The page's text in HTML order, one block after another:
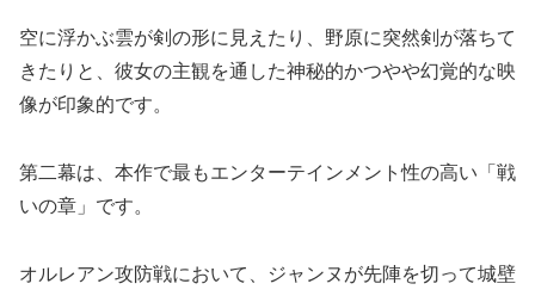
空に浮かぶ雲が剣の形に見えたり、野原に突然剣が落ちて
きたりと、彼女の主観を通した神秘的かつやや幻覚的な映
像が印象的です。
第二幕は、本作で最もエンターテインメント性の高い「戦
いの章」です。
オルレアン攻防戦において、ジャンヌが先陣を切って城壁